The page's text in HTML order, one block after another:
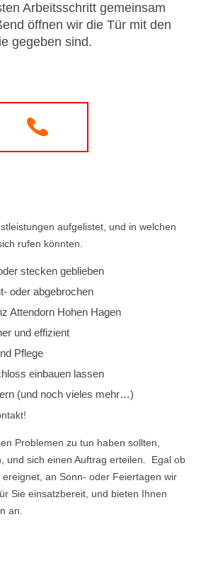
Arbeitsschritt gemeinsam
öffnen wir die Tür mit den
gegeben sind.
aufgelistet, und in welchen
rufen könnten.
stecken geblieben
oder abgebrochen
Attendorn Hohen Hagen
und effizient
Pflege
einbauen lassen
(und noch vieles mehr…)
Problemen zu tun haben sollten,
und sich einen Auftrag erteilen. Egal ob
an Sonn- oder Feiertagen wir
Sie einsatzbereit, und bieten Ihnen
an.